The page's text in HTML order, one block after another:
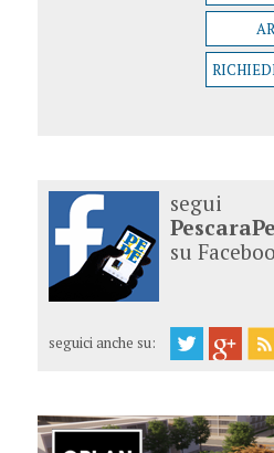
segui
su
seguici anche su: